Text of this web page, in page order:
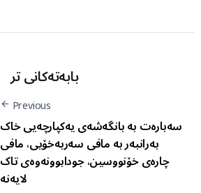
بابەتەکانی تر
Previous
سەبارەت بە بانگەشەی یەکپارچەیی خاک
بەرانبەر بە مافی سەربەخۆیی، مافی
چارەی خۆنووسین، جودابوونەوەی تاک
لایەنە